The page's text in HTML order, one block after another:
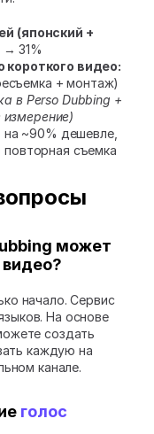
(японский +
→ 31%
короткого видео:
+ монтаж)
в Perso Dubbing +
измерение)
на ~90% дешевле,
съемка
может
начало. Сервис
На основе
создать
каждую на
канале.
голос